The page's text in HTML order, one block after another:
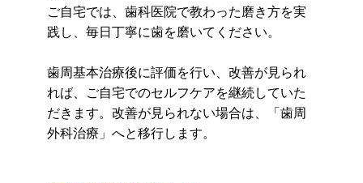
ご自宅では、歯科医院で教わった磨き方を実
践し、毎日丁寧に歯を磨いてください。
歯周基本治療後に評価を行い、改善が見られ
れば、ご自宅でのセルフケアを継続していた
だきます。改善が見られない場合は、「歯周
外科治療」へと移行します。